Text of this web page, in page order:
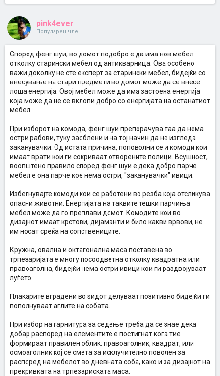
pink4ever
Популарен член
Според фенг шуи, во домот подобро е да има нов мебел
отколку старински мебел од антикварница. Ова особено
важи доколку не сте експерт за старински мебел, бидејќи со
внесување на стари предмети во домот може да се внесе
лоша енергија. Овој мебел може да има застоена енергија
која може да не се вклопи добро со енергијата на останатиот
мебел.
При изборот на комода, фенг шуи препорачува таа да нема
остри рабови, туку заоблени и на тој начин да не изгледа
заканувачки. Од истата причина, поповолни се и комоди кои
имаат врати кои ги сокриваат отворените полици. Всушност,
воопштено правило според фенг шуи е дека добро парче
мебел е она парче кое нема остри, "заканувачки" ивици.
Избегнувајте комоди кои се работени во резба која отсликува
опасни животни. Енергијата на таквите тешки парчиња
мебел може да го преплави домот. Комодите кои во
дизајнот имаат крстови, дијаманти и било какви врвови, не
им носат среќа на сопствениците.
Кружна, овална и октагонална маса поставена во
трпезаријата е многу посоодветна отколку квадратна или
правоаголна, бидејќи нема остри ивици кои ги раздвојуваат
луѓето.
Плакарите вградени во ѕидот делуваaт позитивно бидејќи ги
пополнуваат аглите на собата.
При избор на гарнитура за седење треба да се знае дека
добар распоред на елементите е постигнат кога тие
формираат правилен облик: правоаголник, квадрат, или
осмоаголник кој се смета за исклучително поволен за
распоред на мебелот во дневната соба, како и за дизајнот на
прекривката на трпезариската маса.